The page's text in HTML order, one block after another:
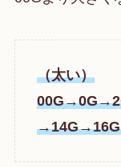
（太い）